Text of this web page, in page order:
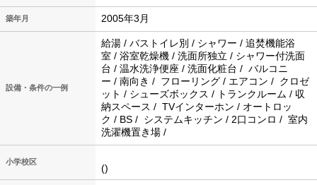
築年月 2005年3月
設備・条件の一例
給湯 / バストイレ別 / シャワー / 追焚機能浴
室 / 浴室乾燥機 / 洗面所独立 / シャワー付洗面
台 / 温水洗浄便座 / 洗面化粧台 / バルコニ
ー / 南向き / フローリング / エアコン / クロゼ
ット / シューズボックス / トランクルーム / 収
納スペース / TVインターホン / オートロッ
ク / BS / システムキッチン / 2口コンロ / 室内
洗濯機置き場 /
小学校区
()